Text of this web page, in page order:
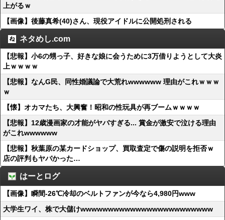
上がるｗ
【画像】後藤真希(40)さん、現役アイドルに公開処刑される
ネタめし.com
【悲報】小6の甥っ子、好きな娘に会うために3万借りようとして大炎
上ｗｗｗｗ
【悲報】なんG民、同性婚議論で大荒れwwwwww 理由がこれｗｗｗ
ｗ
【懐】オカマたち、大興奮！昭和の性玩具が再ブームｗｗｗｗ
【悲報】12歳漫画家の才能がヤバすぎる... 賞金が激安で泣ける理由
がこれwwwwww
【悲報】秋葉原の某カードショップ、買取査定で傷の説明を拒否ｗ
店の評判もヤバかった…
はーとログ
【画像】瞬間-26℃冷却のベルトファンが今なら4,980円www
大学生ワイ、株で大儲けwwwwwwwwwwwwwwwwwwwwwwww